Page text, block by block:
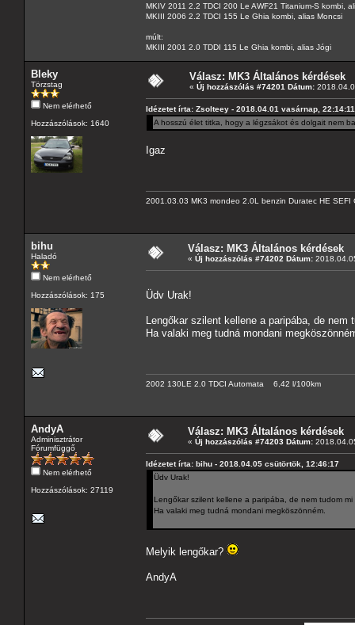
MKIV 2011 2.2 TDCI 200 Le AWF21 Titanium-S kombi,
MKIII 2006 2.2 TDCI 155 Le Ghia kombi, alias Moncsi
múlt:
MKIII 2001 2.0 TDDI 115 Le Ghia kombi, alias Jógi
Bleky
Törzstag
Nem elérhető
Hozzászólások: 1640
Válasz: MK3 Általános kérdések
« Új hozzászólás #74201 Dátum:
Idézetet írta: Zsolteey - 2018.04.01 vasárnap, 22:14:11
A hosszú élet titka, hogy a légzsákot és dolgait nem
Igaz
2001.03.03 MK3 mondeo 2.0L benzin Duratec HE
bihu
Haladó
Nem elérhető
Hozzászólások: 175
Válasz: MK3 Általános kérdések
« Új hozzászólás #74202 Dátum:
Üdv Urak!
Lengőkar szilent kellene a paripába, de
Ha valaki meg tudná mondani
2002 130LE 2.0 TDCI Automata 6,42 l/100km
AndyA
Adminisztrátor
Fórumfüggő
Nem elérhető
Hozzászólások: 27119
Válasz: MK3 Általános kérdések
« Új hozzászólás #74203 Dátum:
Idézetet írta: bihu - 2018.04.05 csütörtök, 12:46:17
Üdv Urak!
Lengőkar szilent kellene a paripába, de nem tudom
Ha valaki meg tudná mondani megköszönném.
Melyik lengőkar?
AndyA